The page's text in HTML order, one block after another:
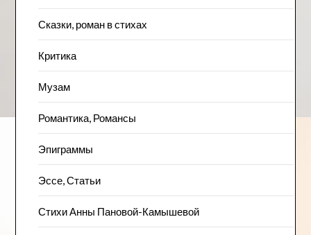
Сказки, роман в стихах
Критика
Музам
Романтика, Романсы
Эпиграммы
Эссе, Статьи
Стихи Анны Пановой-Камышевой